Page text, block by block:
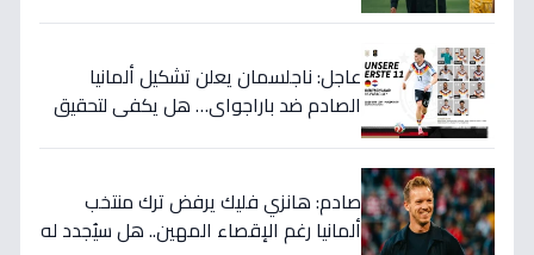
عاجل: ناجلسمان يعلن تشكيل ألمانيا
الصادم ضد باراجواي… هل يكفي لتحقيق
صادم: هانزي فليك يرفض ترك منتخب
ألمانيا رغم الإقصاء المهين.. هل سيُجدد له